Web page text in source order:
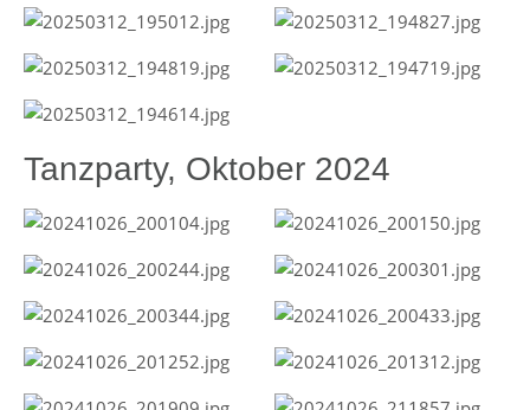
Tanzparty, Oktober 2024